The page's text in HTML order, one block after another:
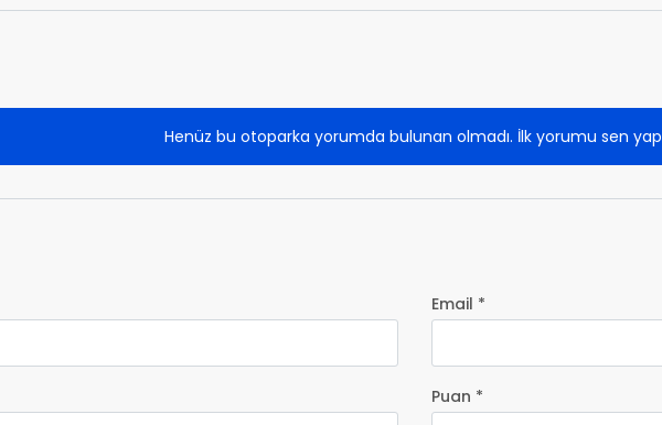
Henüz bu otoparka yorumda bulunan olmadı. İlk yorumu sen
Email *
Puan *